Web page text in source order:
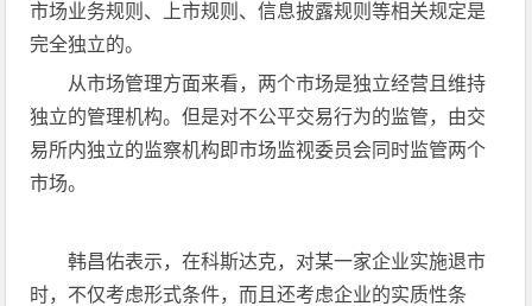
市场业务规则、上市规则、信息披露规则等相关规定是
完全独立的。
从市场管理方面来看，两个市场是独立经营且维持
独立的管理机构。但是对不公平交易行为的监管，由交
易所内独立的监察机构即市场监视委员会同时监管两个
市场。
韩昌佑表示，在科斯达克，对某一家企业实施退市
时，不仅考虑形式条件，而且还考虑企业的实质性条